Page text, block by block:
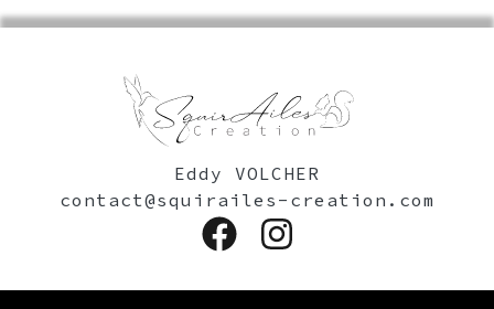
Eddy VOLCHER
contact@squirailes-creation.com